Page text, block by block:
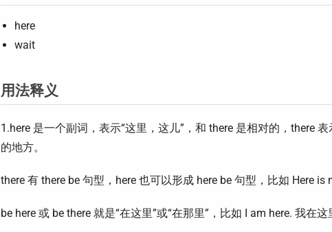
here
wait
用法释义
1.here 是一个副词，表示“这里，这儿”，和 there 是相对的，there
的地方。
there 有 there be 句型，here 也可以形成 here be 句型，比如 Here is
be here 或 be there 就是“在这里”或“在那里”，比如 I am here. 我在